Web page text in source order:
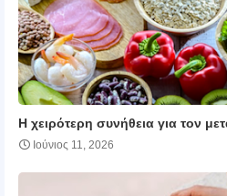
Η χειρότερη συνήθεια για τον
Ιούνιος 11, 2026